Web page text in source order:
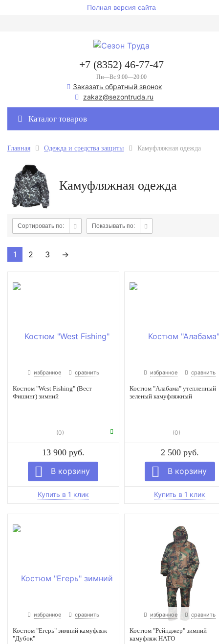
Полная версия сайта
+7 (8352) 46-77-47
Пн—Вс 9:00—20:00
Заказать обратный звонок
zakaz@sezontruda.ru
Каталог товаров
Главная Одежда и средства защиты Камуфляжная одежда
Камуфляжная одежда
Сортировать по: Показывать по:
1 2 3 →
избранное сравнить
Костюм "West Fishing" (Вест
Фишинг) зимний
(0)
13 900 руб.
избранное сравнить
Костюм "Алабама" утепленный
зеленый камуфляжный
(0)
2 500 руб.
избранное сравнить
Костюм "Егерь" зимний камуфляж
"Дубок"
избранное сравнить
Костюм "Рейнджер" зимний
камуфляж НАТО